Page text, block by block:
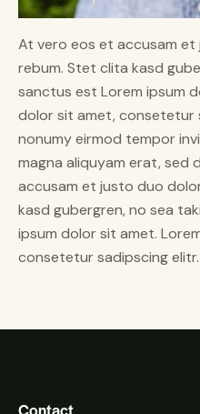
At vero eos et accusam
rebum. Stet clita kasd
sanctus est Lorem ipsum
dolor sit amet, consetetur
nonumy eirmod tempor
magna aliquyam erat, sed
accusam et justo duo
kasd gubergren, no sea
ipsum dolor sit amet.
consetetur sadipscing elitr.